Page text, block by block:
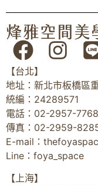
【台北】
地址：新北市板橋區
統編：24289571
電話：02-2957-7768
傳真：02-2959-
E-mail：
Line：foya_space
【上海】